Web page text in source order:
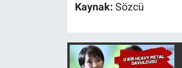
Kaynak: Sözcü